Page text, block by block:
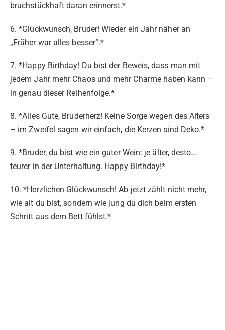
bruchstückhaft daran erinnerst.*
6. *Glückwunsch, Bruder! Wieder ein Jahr näher an
„Früher war alles besser“.*
7. *Happy Birthday! Du bist der Beweis, dass man mit
jedem Jahr mehr Chaos und mehr Charme haben kann –
in genau dieser Reihenfolge.*
8. *Alles Gute, Bruderherz! Keine Sorge wegen des Alters
– im Zweifel sagen wir einfach, die Kerzen sind Deko.*
9. *Bruder, du bist wie ein guter Wein: je älter, desto…
teurer in der Unterhaltung. Happy Birthday!*
10. *Herzlichen Glückwunsch! Ab jetzt zählt nicht mehr,
wie alt du bist, sondern wie jung du dich beim ersten
Schritt aus dem Bett fühlst.*